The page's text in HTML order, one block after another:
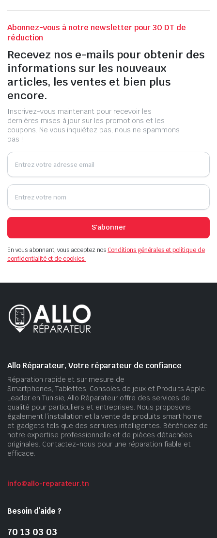
Abonnez-vous à notre newsletter pour 30 DT de
réduction
Recevez nos e-mails pour obtenir des
informations sur les nouveaux
articles, les ventes et bien plus
encore.
Inscrivez-vous maintenant pour recevoir les
dernières mises à jour sur les promotions et les
coupons. Ne vous inquiétez pas, nous ne spammons
pas !
S'abonner
En vous abonnant, vous acceptez nosConditions générales et politique de
confidentialité et de cookies.
Allo Réparateur, Votre réparateur de confiance
Réparation rapide et sur mesure de
Smartphones, Tablettes, Consoles de jeux et Produits Apple.
Leader en Tunisie, Allo Réparateur offre des services de
qualité pour particuliers et entreprises. Nous proposons
également l’installation et la vente de produits smart home
et gadgets tels que des serrures intelligentes. Bénéficiez de
notre expertise professionnelle et de pièces détachées
originales. Contactez-nous pour une réparation fiable et
efficace.
info@allo-reparateur.tn
Besoin d’aide ?
70 13 03 03